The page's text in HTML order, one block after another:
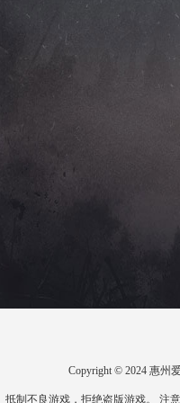
Copyright © 2024 惠州
抵制不良游戏，拒绝盗版游戏。 注